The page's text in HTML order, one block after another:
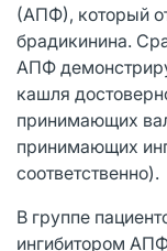
(АПФ), который
брадикинина.
АПФ
кашля
принимающих
принимающих
соответственно).
В группе
ингибитором